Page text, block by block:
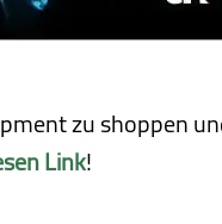
zu shoppen
Link!